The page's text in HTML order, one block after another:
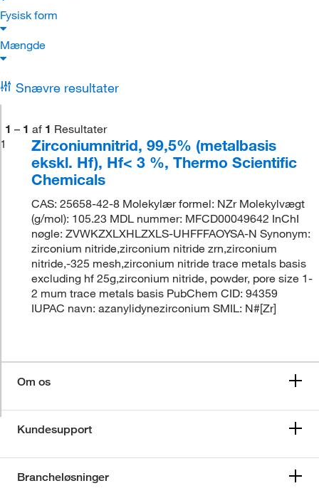
Fysisk form
Mængde
Snævre resultater
1 – 1 af 1 Resultater
1
Zirconiumnitrid, 99,5% (metalbasis
ekskl. Hf), Hf< 3 %, Thermo Scientific
Chemicals
CAS: 25658-42-8 Molekylær formel: NZr Molekylvægt
(g/mol): 105.23 MDL nummer: MFCD00049642 InChI
nøgle: ZVWKZXLXHLZXLS-UHFFFAOYSA-N Synonym:
zirconium nitride,zirconium nitride zrn,zirconium
nitride,-325 mesh,zirconium nitride trace metals basis
excluding hf 25g,zirconium nitride, powder, pore size 1-
2 mum trace metals basis PubChem CID: 94359
IUPAC navn: azanylidynezirconium SMIL: N#[Zr]
Om os
Kundesupport
Brancheløsninger